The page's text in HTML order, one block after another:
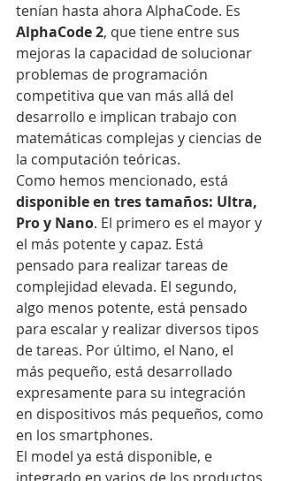
tenían hasta ahora AlphaCode. Es
AlphaCode 2, que tiene entre sus
mejoras la capacidad de solucionar
problemas de programación
competitiva que van más allá del
desarrollo e implican trabajo con
matemáticas complejas y ciencias de
la computación teóricas.
Como hemos mencionado, está
disponible en tres tamaños: Ultra,
Pro y Nano. El primero es el mayor y
el más potente y capaz. Está
pensado para realizar tareas de
complejidad elevada. El segundo,
algo menos potente, está pensado
para escalar y realizar diversos tipos
de tareas. Por último, el Nano, el
más pequeño, está desarrollado
expresamente para su integración
en dispositivos más pequeños, como
en los smartphones.
El model ya está disponible, e